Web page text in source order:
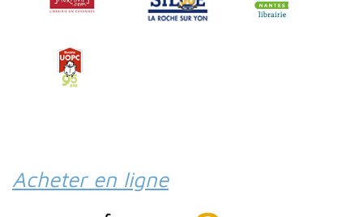
Acheter en ligne